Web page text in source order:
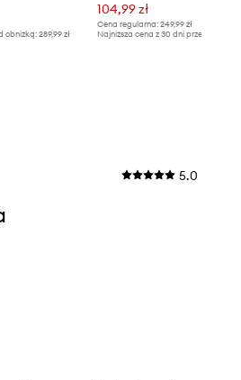
obniżką:289,99 zł
104,99 zł
Cena regularna: 249,99 zł
Najniższa cena z 30 dni przed obniżką:
5.0